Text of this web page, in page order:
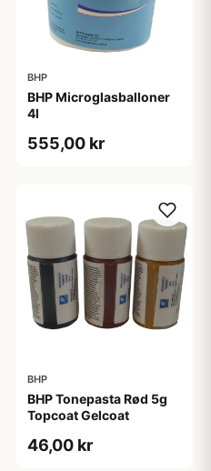
BHP
BHP Microglasballoner
4l
555,00 kr
BHP
BHP Tonepasta Rød 5g
Topcoat Gelcoat
46,00 kr